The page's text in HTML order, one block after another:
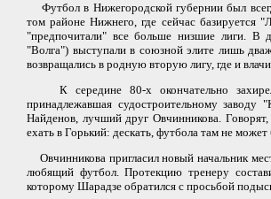
Футбол в Нижегородской губернии был
том районе Нижнего, где сейчас базируется
"предпочитали" все больше низшие лиги. В
"Волга") выступали в союзной элите лишь
возвращались в родную вторую лигу, где и
К середине 80-х окончательно захирел
принадлежавшая судостроительному
Найденов, лучший друг Овчинникова.
ехать в Горький: дескать, футбола там не
Овчинникова пригласил новый начальник
любящий футбол. Протекцию тренеру
которому Шарадзе обратился с просьбой